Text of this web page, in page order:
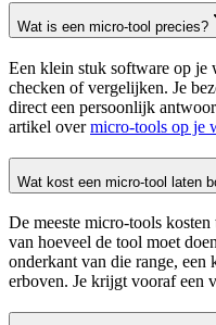
Wat is een micro-tool precies?
Een klein stuk software op je
checken of vergelijken. Je
direct een persoonlijk
artikel over micro-tools op je
Wat kost een micro-tool laten
De meeste micro-tools
van hoeveel de tool moet
onderkant van die range, een
erboven. Je krijgt vooraf een